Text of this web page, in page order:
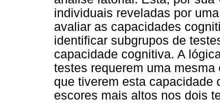
individuais reveladas por
avaliar as capacidades
identificar subgrupos de
capacidade cognitiva. A
testes requerem uma
que tiverem esta capacidade
escores mais altos nos dois